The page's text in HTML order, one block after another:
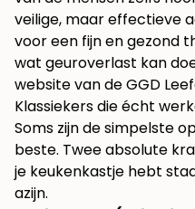
veilige, maar effectieve
voor een fijn en gezond
wat geuroverlast kan
website van deGGD
Klassiekers die écht
Soms zijn de simpelste
beste. Twee absolute
je keukenkastje hebt
azijn.